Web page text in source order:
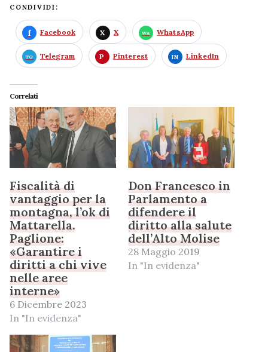
CONDIVIDI:
Facebook X WhatsApp
Telegram Pinterest LinkedIn
Correlati
Fiscalità di
vantaggio per la
montagna, l’ok di
Mattarella.
Paglione:
«Garantire i
diritti a chi vive
nelle aree
interne»
6 Dicembre 2023
In "In evidenza"
Don Francesco in
Parlamento a
difendere il
diritto alla salute
dell’Alto Molise
28 Maggio 2019
In "In evidenza"